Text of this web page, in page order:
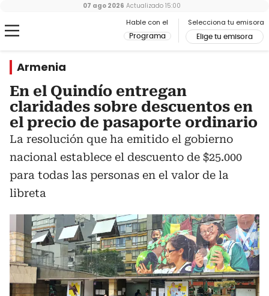
Hable con el
Programa
Selecciona tu emisora
Elige tu emisora
07 ago 2026 Actualizado 15:00
Armenia
En el Quindío entregan
claridades sobre descuentos en
el precio de pasaporte ordinario
La resolución que ha emitido el gobierno
nacional establece el descuento de $25.000
para todas las personas en el valor de la
libreta